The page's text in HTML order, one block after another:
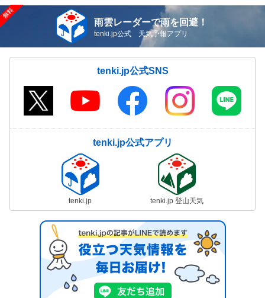
雨雲レーダーで雨を回避！
tenki.jp公式 天気予報アプリ
tenki.jp公式SNS
tenki.jp公式アプリ
tenki.jp tenki.jp 登山天気